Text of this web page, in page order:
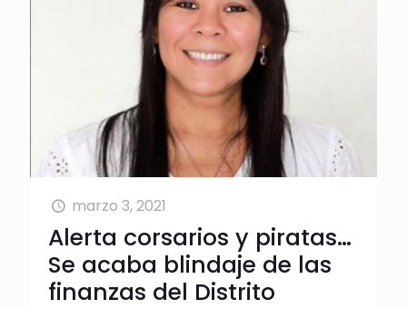
marzo 3, 2021
Alerta corsarios y piratas…
Se acaba blindaje de las
finanzas del Distrito